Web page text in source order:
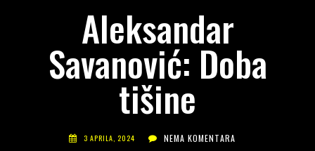
Aleksandar
Savanović: Doba
tišine
3 APRILA, 2024 NEMA KOMENTARA